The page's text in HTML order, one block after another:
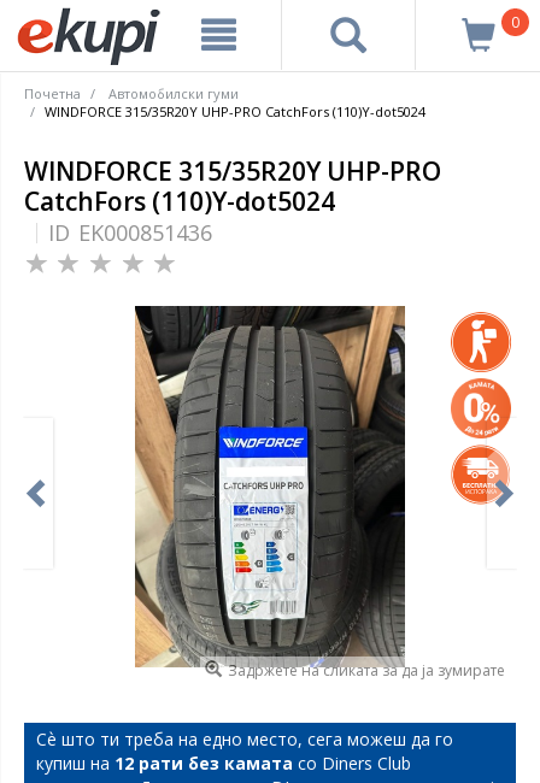
0
Почетна
Автомобилски гуми
WINDFORCE 315/35R20Y UHP-PRO CatchFors (110)Y-dot5024
WINDFORCE 315/35R20Y UHP-PRO
CatchFors (110)Y-dot5024
ID EK000851436
Задржете на сликата за да ја зумирате
Сѐ што ти треба на едно место, сега можеш да го
купиш на 12 рати без камата со Diners Club